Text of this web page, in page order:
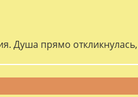
Душа прямо